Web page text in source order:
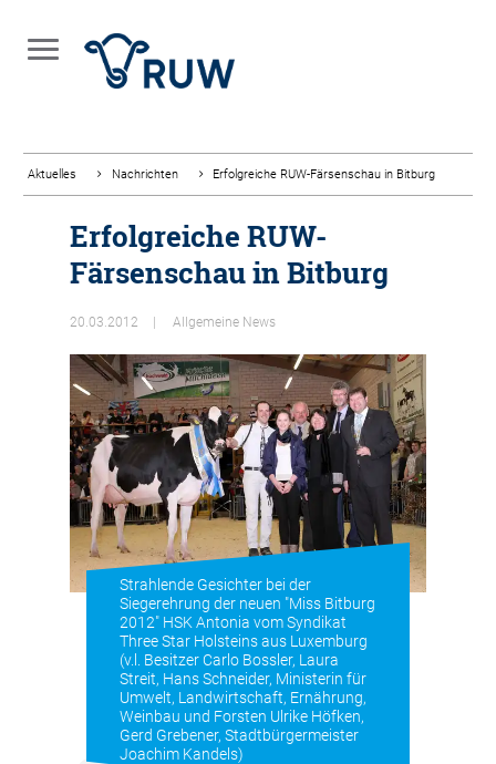
Aktuelles Nachrichten Erfolgreiche RUW-Färsenschau in Bitburg
Erfolgreiche RUW-
Färsenschau in Bitburg
20.03.2012 Allgemeine News
Strahlende Gesichter bei der
Siegerehrung der neuen "Miss Bitburg
2012" HSK Antonia vom Syndikat
Three Star Holsteins aus Luxemburg
(v.l. Besitzer Carlo Bossler, Laura
Streit, Hans Schneider, Ministerin für
Umwelt, Landwirtschaft, Ernährung,
Weinbau und Forsten Ulrike Höfken,
Gerd Grebener, Stadtbürgermeister
Joachim Kandels)